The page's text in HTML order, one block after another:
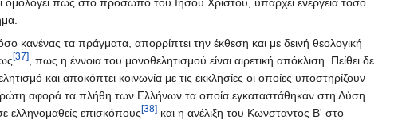
κανένας τα πράγματα, απορρίπτει την έκθεση και με δεινή θεολογική
[37]
, πως η έννοια του μονοθελητισμού είναι αιρετική απόκλιση. Πείθει δε
και αποκόπτει κοινωνία με τις εκκλησίες οι οποίες υποστηρίζουν
αφορά τα πλήθη των Ελλήνων τα οποία εγκαταστάθηκαν στη Δύση
ελληνομαθείς επισκόπους[38] και η ανέλιξη του Κωνσταντος Β' στο